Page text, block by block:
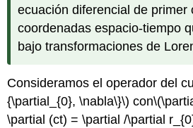
ecuación diferencial de primer
coordenadas espacio-tiempo
bajo transformaciones de
Consideramos el operador del
{\partial_{0}, \nabla\}\) con
\partial (ct) = \partial /\partial